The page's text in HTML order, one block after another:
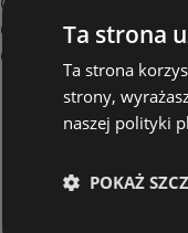
Gazetka ważna do:
Odległość:
Ta strona
Ta strona
strony,
naszej polityki
POKAŻ